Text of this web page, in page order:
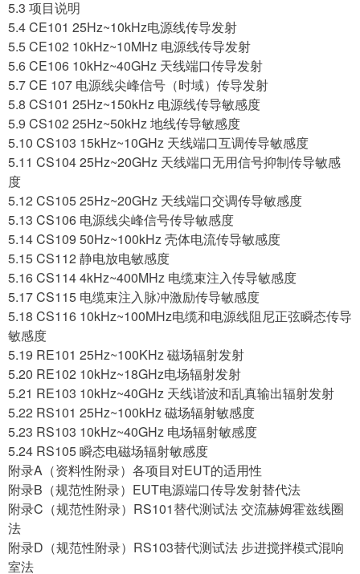
5.3 项目说明
5.4 CE101 25Hz~10kHz电源线传导发射
5.5 CE102 10kHz~10MHz 电源线传导发射
5.6 CE106 10kHz~40GHz 天线端口传导发射
5.7 CE 107 电源线尖峰信号（时域）传导发射
5.8 CS101 25Hz~150kHz 电源线传导敏感度
5.9 CS102 25Hz~50kHz 地线传导敏感度
5.10 CS103 15kHz~10GHz 天线端口互调传导敏感度
5.11 CS104 25Hz~20GHz 天线端口无用信号抑制传导敏感
度
5.12 CS105 25Hz~20GHz 天线端口交调传导敏感度
5.13 CS106 电源线尖峰信号传导敏感度
5.14 CS109 50Hz~100kHz 壳体电流传导敏感度
5.15 CS112 静电放电敏感度
5.16 CS114 4kHz~400MHz 电缆束注入传导敏感度
5.17 CS115 电缆束注入脉冲激励传导敏感度
5.18 CS116 10kHz~100MHz电缆和电源线阻尼正弦瞬态传导
敏感度
5.19 RE101 25Hz~100KHz 磁场辐射发射
5.20 RE102 10kHz~18GHz电场辐射发射
5.21 RE103 10kHz~40GHz 天线谐波和乱真输出辐射发射
5.22 RS101 25Hz~100kHz 磁场辐射敏感度
5.23 RS103 10kHz~40GHz 电场辐射敏感度
5.24 RS105 瞬态电磁场辐射敏感度
附录A（资料性附录）各项目对EUT的适用性
附录B（规范性附录）EUT电源端口传导发射替代法
附录C（规范性附录）RS101替代测试法 交流赫姆霍兹线圈
法
附录D（规范性附录）RS103替代测试法 步进搅拌模式混响
室法